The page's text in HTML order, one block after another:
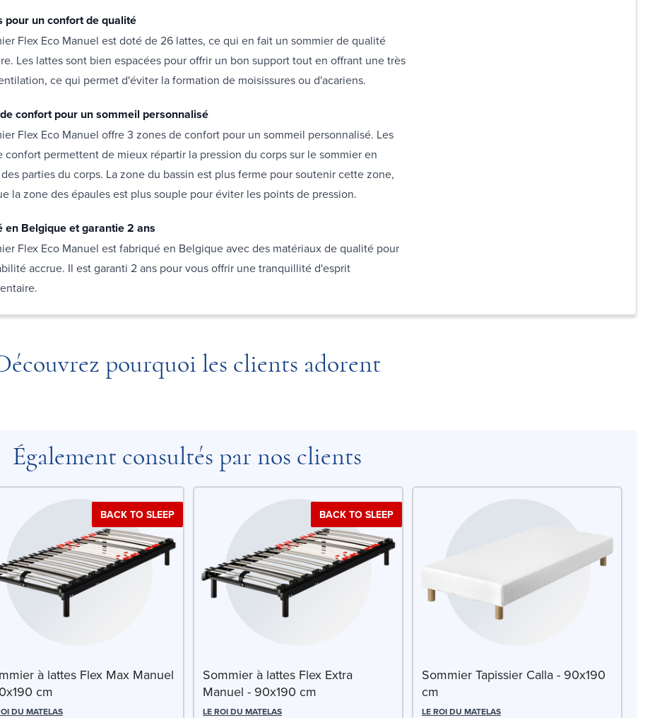
pour un confort de qualité
Flex Eco Manuel est doté de 26 lattes, ce qui en fait un sommier de qualité
Les lattes sont bien espacées pour offrir un bon support tout en offrant une très
ce qui permet d'éviter la formation de moisissures ou d'acariens.
confort pour un sommeil personnalisé
Flex Eco Manuel offre 3 zones de confort pour un sommeil personnalisé. Les
confort permettent de mieux répartir la pression du corps sur le sommier en
parties du corps. La zone du bassin est plus ferme pour soutenir cette zone,
la zone des épaules est plus souple pour éviter les points de pression.
en Belgique et garantie 2 ans
Flex Eco Manuel est fabriqué en Belgique avec des matériaux de qualité pour
accrue. Il est garanti 2 ans pour vous offrir une tranquillité d'esprit
pourquoi les clients adorent
Également consultés par nos clients
BACK TO SLEEP
à lattes Flex Max Manuel
cm
DU MATELAS
BACK TO SLEEP
Sommier à lattes Flex Extra
Manuel - 90x190 cm
LE ROI DU MATELAS
Sommier Tapissier Calla - 90x190
cm
LE ROI DU MATELAS